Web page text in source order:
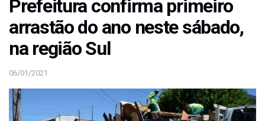
Prefeitura confirma primeiro
arrastão do ano neste sábado,
na região Sul
06/01/2021